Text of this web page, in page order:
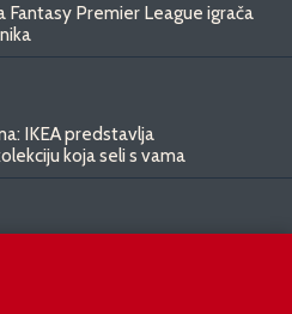
Fantasy Premier League igrača
IKEA predstavlja
koja seli s vama
luksuznu limuzinu veću od
obećava domet do 1.000